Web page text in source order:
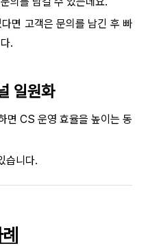
면 고객은 문의를 남긴 후 빠
.
일원화
면 CS 운영 효율을 높이는 동
습니다.